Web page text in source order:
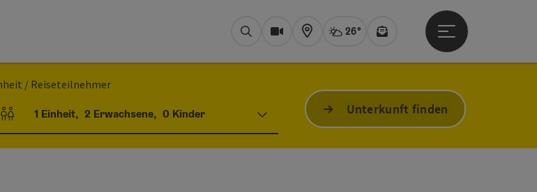
SuchenWebcams
Karte Aktuelles Wetter Bad Ischl, heiter
26°
Newsletter
Hauptmenü öffnen
Einheit / Reiseteilnehmer
Einheitenanzahl und Personenfelder
1 Einheit, 2 Erwachsene, 0 Kinder Unterkunft finden